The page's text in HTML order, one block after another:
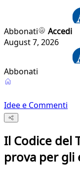
Abbonati
Accedi
August 7, 2026
Abbonati
Idee e Commenti
Il Codice del
prova per gli